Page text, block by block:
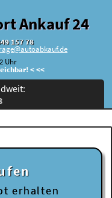
Ankauf 24
157 78
Uhr
< <<
erhalten